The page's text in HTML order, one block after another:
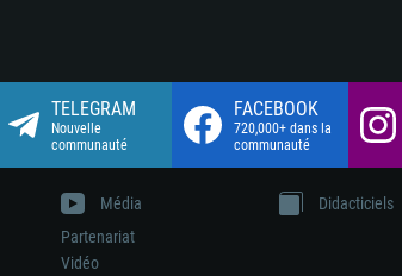
TELEGRAM
Nouvelle
communauté
FACEBOOK
720,000+ dans la
communauté
Média
Partenariat
Vidéo
Didacticiels